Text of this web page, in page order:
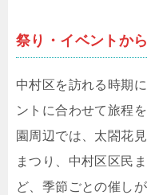
祭り・イベントか
中村区を訪れる時期
ントに合わせて旅程
園周辺では、太閤花
まつり、中村区区民
ど、季節ごとの催し